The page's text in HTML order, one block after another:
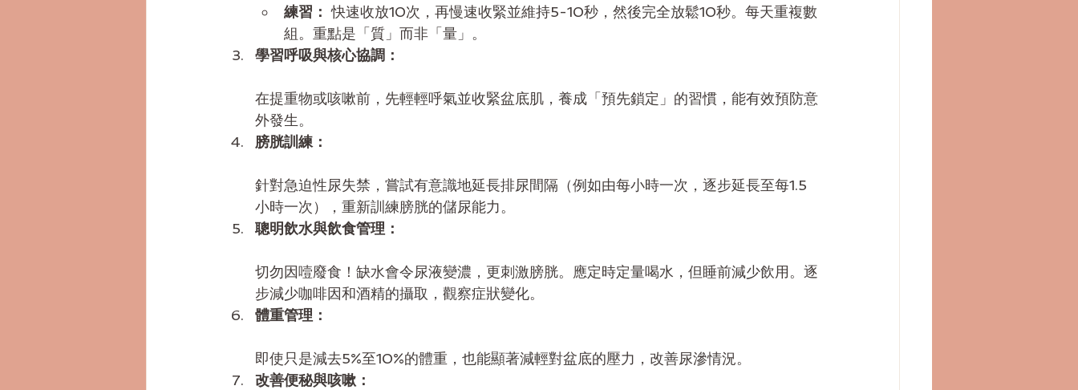
練習： 快速收放10次，再慢速收緊並維持5-10秒，然後完全放鬆10秒。每天重複數
組。重點是「質」而非「量」。
學習呼吸與核心協調：
在提重物或咳嗽前，先輕輕呼氣並收緊盆底肌，養成「預先鎖定」的習慣，能有效預防意
外發生。
膀胱訓練：
針對急迫性尿失禁，嘗試有意識地延長排尿間隔（例如由每小時一次，逐步延長至每1.5
小時一次），重新訓練膀胱的儲尿能力。
聰明飲水與飲食管理：
切勿因噎廢食！缺水會令尿液變濃，更刺激膀胱。應定時定量喝水，但睡前減少飲用。逐
步減少咖啡因和酒精的攝取，觀察症狀變化。
體重管理：
即使只是減去5%至10%的體重，也能顯著減輕對盆底的壓力，改善尿滲情況。
改善便秘與咳嗽：